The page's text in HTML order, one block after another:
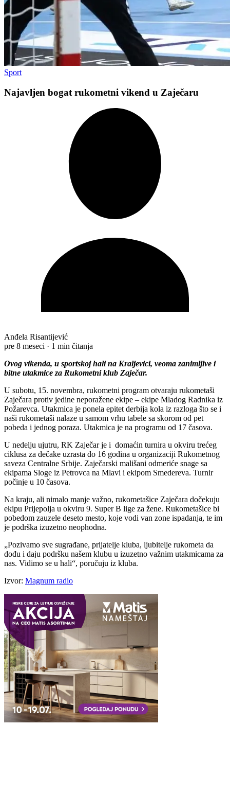
Sport
Najavljen bogat rukometni vikend u Zaječaru
Anđela Risantijević
pre 8 meseci · 1 min čitanja
Ovog vikenda, u sportskoj hali na Kraljevici, veoma zanimljive i
bitne utakmice za Rukometni klub Zaječar.
U subotu, 15. novembra, rukometni program otvaraju rukometaši
Zaječara protiv jedine neporažene ekipe – ekipe Mladog Radnika iz
Požarevca. Utakmica je ponela epitet derbija kola iz razloga što se i
naši rukometaši nalaze u samom vrhu tabele sa skorom od pet
pobeda i jednog poraza. Utakmica je na programu od 17 časova.
U nedelju ujutru, RK Zaječar je i domaćin turnira u okviru trećeg
ciklusa za dečake uzrasta do 16 godina u organizaciji Rukometnog
saveza Centralne Srbije. Zaječarski mališani odmeriće snage sa
ekipama Sloge iz Petrovca na Mlavi i ekipom Smedereva. Turnir
počinje u 10 časova.
Na kraju, ali nimalo manje važno, rukometašice Zaječara dočekuju
ekipu Prijepolja u okviru 9. Super B lige za žene. Rukometašice bi
pobedom zauzele deseto mesto, koje vodi van zone ispadanja, te im
je podrška izuzetno neophodna.
„Pozivamo sve sugrađane, prijatelje kluba, ljubitelje rukometa da
dođu i daju podršku našem klubu u izuzetno važnim utakmicama za
nas. Vidimo se u hali“, poručuju iz kluba.
Izvor: Magnum radio